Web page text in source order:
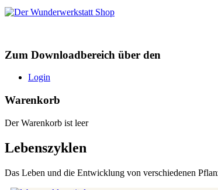
Zum Downloadbereich über den
Login
Warenkorb
Der Warenkorb ist leer
Lebenszyklen
Das Leben und die Entwicklung von verschiedenen